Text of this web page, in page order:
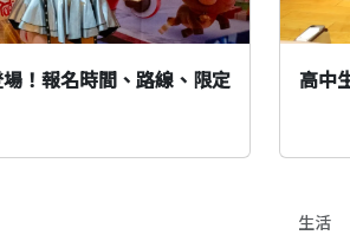
！報名時間、路線、限定 高中
生活